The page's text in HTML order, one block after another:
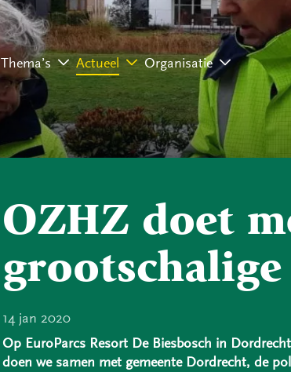
Thema’s Actueel Organisatie
OZHZ doet
14 jan 2020
Op EuroParcs Resort De Biesbosch in
doen we samen met gemeente Dordrecht, de